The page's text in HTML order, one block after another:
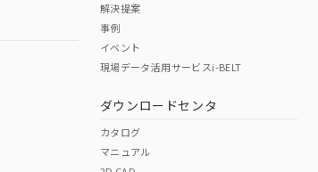
解決提案
事例
イベント
現場データ活用サービスi-BELT
ダウンロードセンタ
カタログ
マニュアル